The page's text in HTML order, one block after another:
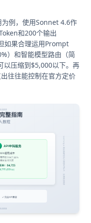
例，使用Sonnet 4.6作
和200个输出
如果合理运用Prompt
）和智能模型路由（简
以压缩到$5,000以下。再
往往能控制在官方定价